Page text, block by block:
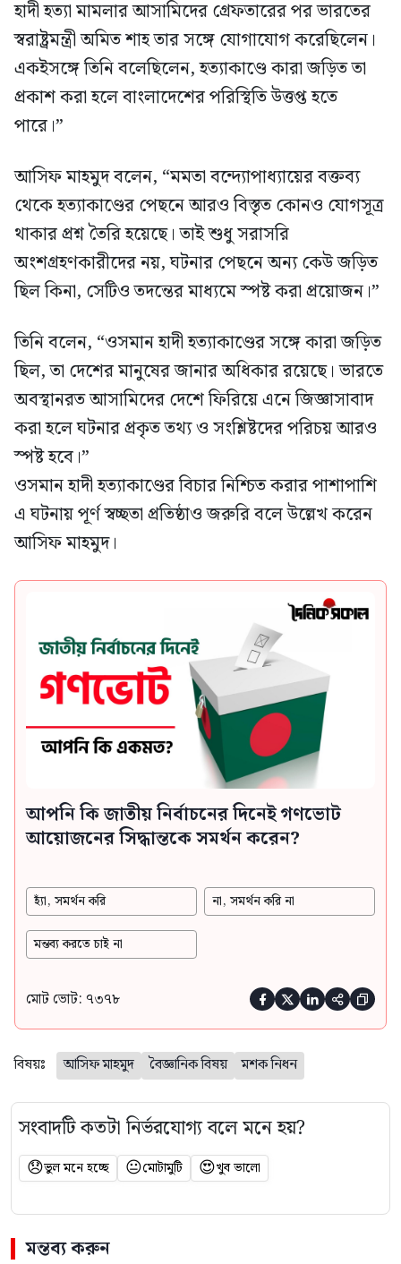
হাদী হত্যা মামলার আসামিদের গ্রেফতারের পর ভারতের
স্বরাষ্ট্রমন্ত্রী অমিত শাহ তার সঙ্গে যোগাযোগ করেছিলেন।
একইসঙ্গে তিনি বলেছিলেন, হত্যাকাণ্ডে কারা জড়িত তা
প্রকাশ করা হলে বাংলাদেশের পরিস্থিতি উত্তপ্ত হতে
পারে।”
আসিফ মাহমুদ বলেন, “মমতা বন্দ্যোপাধ্যায়ের বক্তব্য
থেকে হত্যাকাণ্ডের পেছনে আরও বিস্তৃত কোনও যোগসূত্র
থাকার প্রশ্ন তৈরি হয়েছে। তাই শুধু সরাসরি
অংশগ্রহণকারীদের নয়, ঘটনার পেছনে অন্য কেউ জড়িত
ছিল কিনা, সেটিও তদন্তের মাধ্যমে স্পষ্ট করা প্রয়োজন।”
তিনি বলেন, “ওসমান হাদী হত্যাকাণ্ডের সঙ্গে কারা জড়িত
ছিল, তা দেশের মানুষের জানার অধিকার রয়েছে। ভারতে
অবস্থানরত আসামিদের দেশে ফিরিয়ে এনে জিজ্ঞাসাবাদ
করা হলে ঘটনার প্রকৃত তথ্য ও সংশ্লিষ্টদের পরিচয় আরও
স্পষ্ট হবে।”
ওসমান হাদী হত্যাকাণ্ডের বিচার নিশ্চিত করার পাশাপাশি
এ ঘটনায় পূর্ণ স্বচ্ছতা প্রতিষ্ঠাও জরুরি বলে উল্লেখ করেন
আসিফ মাহমুদ।
আপনি কি জাতীয় নির্বাচনের দিনেই গণভোট
আয়োজনের সিদ্ধান্তকে সমর্থন করেন?
হ্যাঁ, সমর্থন করি না, সমর্থন করি না
মন্তব্য করতে চাই না
মোট ভোট: ৭৩৭৮     
বিষয়ঃ আসিফ মাহমুদ বৈজ্ঞানিক বিষয় মশক নিধন
সংবাদটি কতটা নির্ভরযোগ্য বলে মনে হয়?
😞ভুল মনে হচ্ছে 😐মোটামুটি 😍খুব ভালো
মন্তব্য করুন